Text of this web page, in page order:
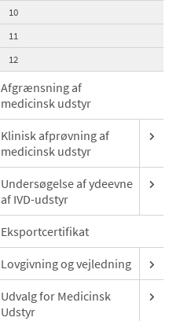
10
11
12
Afgrænsning af
medicinsk udstyr
Klinisk afprøvning af
medicinsk udstyr
Undersøgelse af ydeevne
af IVD-udstyr
Eksportcertifikat
Lovgivning og vejledning
Udvalg for Medicinsk
Udstyr